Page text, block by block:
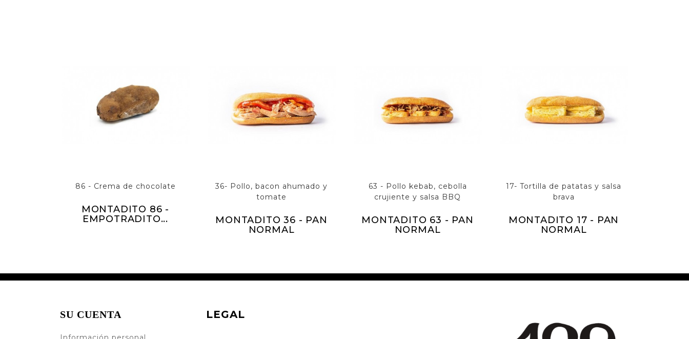
86 - Crema de chocolate
MONTADITO 86 -
EMPOTRADITO...
36- Pollo, bacon ahumado y
tomate
MONTADITO 36 - PAN
NORMAL
63 - Pollo kebab, cebolla
crujiente y salsa BBQ
MONTADITO 63 - PAN
NORMAL
17- Tortilla de patatas y salsa
brava
MONTADITO 17 - PAN
NORMAL
SU CUENTA LEGAL